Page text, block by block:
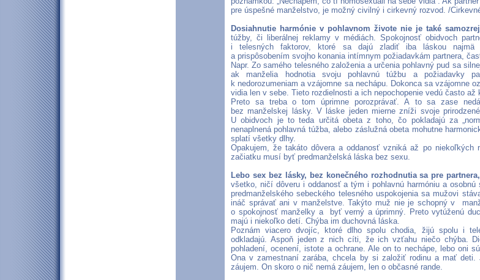
pre úspešné manželstvo, je možný civilný i cirkevný rozvod. /
Dosiahnutie harmónie v pohlavnom živote nie je také
túžby, či liberálnej reklamy v médiách. Spokojnosť obidvoch
i telesných faktorov, ktoré sa dajú zladiť iba láskou najmä
a prispôsobením svojho konania intímnym požiadavkám partnera,
Napr. Zo samého telesného založenia a určenia pohlavný pud sa
ak manželia hodnotia svoju pohlavnú túžbu a požiadavky
k nedorozumeniam a vzájomne sa nechápu. Dokonca sa vzájomne
vidia len v sebe. Tieto rozdielnosti a ich nepochopenie vedú často až
Preto sa treba o tom úprimne porozprávať. A to sa zase
bez manželskej lásky. V láske jeden mierne zníži svoje
U obidvoch je to teda určitá obeta z toho, čo pokladajú za
nenaplnená pohlavná túžba, alebo záslužná obeta mohutne
splatí všetky dlhy.
Opakujem, že takáto dôvera a oddanosť vzniká až po niekoľkých
začiatku musí byť predmanželská láska bez sexu.
Lebo sex bez lásky, bez konečného rozhodnutia sa pre
všetko, ničí dôveru i oddanosť a tým i pohlavnú harmóniu a
predmanželského sebeckého telesného uspokojenia sa mužovi
ináč správať ani v manželstve. Takýto muž nie je schopný v
o spokojnosť manželky a byť verný a úprimný. Preto vytúženú
majú i niekoľko detí. Chýba im duchovná láska.
Poznám viacero dvojíc, ktoré dlho spolu chodia, žijú spolu i
odkladajú. Aspoň jeden z nich cíti, že ich vzťahu niečo chýba.
pohladení, ocenení, istote a ochrane. Ale on to nechápe, lebo oni
Ona v zamestnaní zarába, chcela by si založiť rodinu a mať deti.
záujem. On skoro o nič nemá záujem, len o občasné rande.